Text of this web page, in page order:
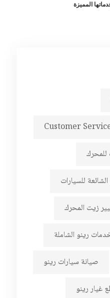
المميزة
Customer
للسيارات
زيت المحرك
رينو الشاملة
صيانة سيارات رينو
غيار رينو